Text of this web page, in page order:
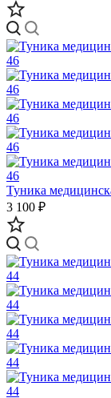
Туника
3 100 ₽